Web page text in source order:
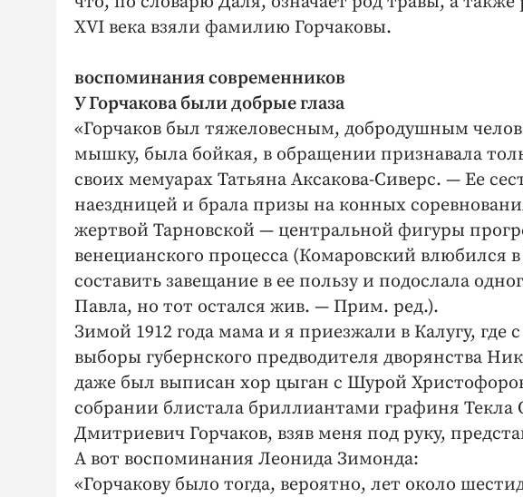
XVI века взяли фамилию Горчаковы.
воспоминания современников
У Горчакова были добрые глаза
«Горчаков был тяжеловесным, добродушным
мышку, была бойкая, в обращении признавала
своих мемуарах Татьяна Аксакова-Сиверс. — Ее
наездницей и брала призы на конных
жертвой Тарновской — центральной фигуры
венецианского процесса (Комаровский влюбился
составить завещание в ее пользу и подослала
Павла, но тот остался жив. — Прим. ред.).
Зимой 1912 года мама и я приезжали в Калугу,
выборы губернского предводителя дворянства
даже был выписан хор цыган с Шурой
собрании блистала бриллиантами графиня Текла
Дмитриевич Горчаков, взяв меня под руку,
А вот воспоминания Леонида Зимонда:
«Горчакову было тогда, вероятно, лет около